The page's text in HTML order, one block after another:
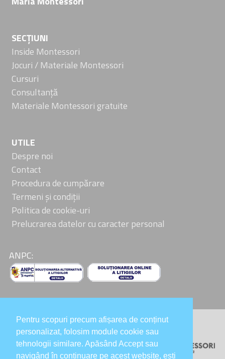
SECȚIUNI
Inside Montessori
Jocuri / Materiale Montessori
Cursuri
Consultanță
Materiale Montessori gratuite
UTILE
Despre noi
Contact
Procedura de cumpărare
Termeni și condiții
Politica de cookie-uri
Prelucrarea datelor cu caracter personal
ANPC:
Colaboratori:
Pentru scopuri precum afișarea de conținut
personalizat, folosim module cookie sau
tehnologii similare. Apăsând Accept sau
navigând în continuare pe acest website, ești